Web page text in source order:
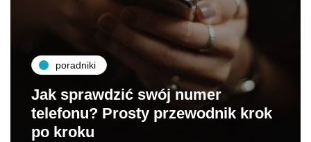
poradniki
Jak sprawdzić swój numer
telefonu? Prosty przewodnik krok
po kroku